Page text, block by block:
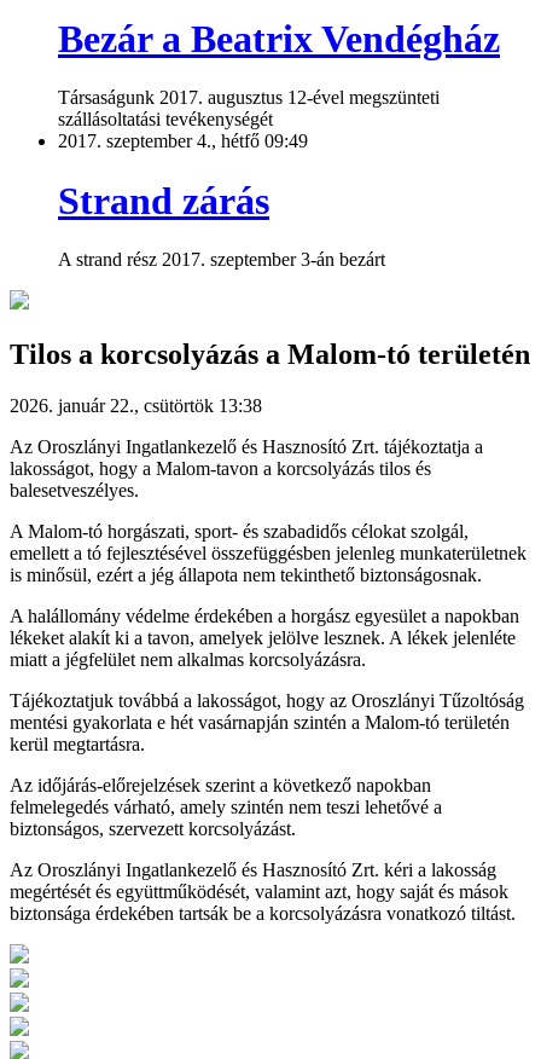
Bezár a Beatrix Vendégház
Társaságunk 2017. augusztus 12-ével megszünteti
szállásoltatási tevékenységét
2017. szeptember 4., hétfő 09:49
Strand zárás
A strand rész 2017. szeptember 3-án bezárt
Tilos a korcsolyázás a Malom-tó területén
2026. január 22., csütörtök 13:38
Az Oroszlányi Ingatlankezelő és Hasznosító Zrt. tájékoztatja a
lakosságot, hogy a Malom-tavon a korcsolyázás tilos és
balesetveszélyes.
A Malom-tó horgászati, sport- és szabadidős célokat szolgál,
emellett a tó fejlesztésével összefüggésben jelenleg munkaterületnek
is minősül, ezért a jég állapota nem tekinthető biztonságosnak.
A halállomány védelme érdekében a horgász egyesület a napokban
lékeket alakít ki a tavon, amelyek jelölve lesznek. A lékek jelenléte
miatt a jégfelület nem alkalmas korcsolyázásra.
Tájékoztatjuk továbbá a lakosságot, hogy az Oroszlányi Tűzoltóság
mentési gyakorlata e hét vasárnapján szintén a Malom-tó területén
kerül megtartásra.
Az időjárás-előrejelzések szerint a következő napokban
felmelegedés várható, amely szintén nem teszi lehetővé a
biztonságos, szervezett korcsolyázást.
Az Oroszlányi Ingatlankezelő és Hasznosító Zrt. kéri a lakosság
megértését és együttműködését, valamint azt, hogy saját és mások
biztonsága érdekében tartsák be a korcsolyázásra vonatkozó tiltást.